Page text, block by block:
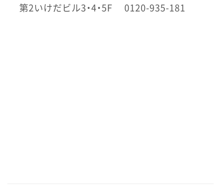
第2いけだビル3・4・5F
0120-935-181